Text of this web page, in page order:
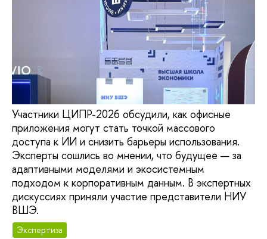
Участники ЦИПР-2026 обсудили, как офисные
приложения могут стать точкой массового
доступа к ИИ и снизить барьеры использования.
Эксперты сошлись во мнении, что будущее — за
адаптивными моделями и экосистемным
подходом к корпоративным данным. В экспертных
дискуссиях приняли участие представители НИУ
ВШЭ.
Экспертиза